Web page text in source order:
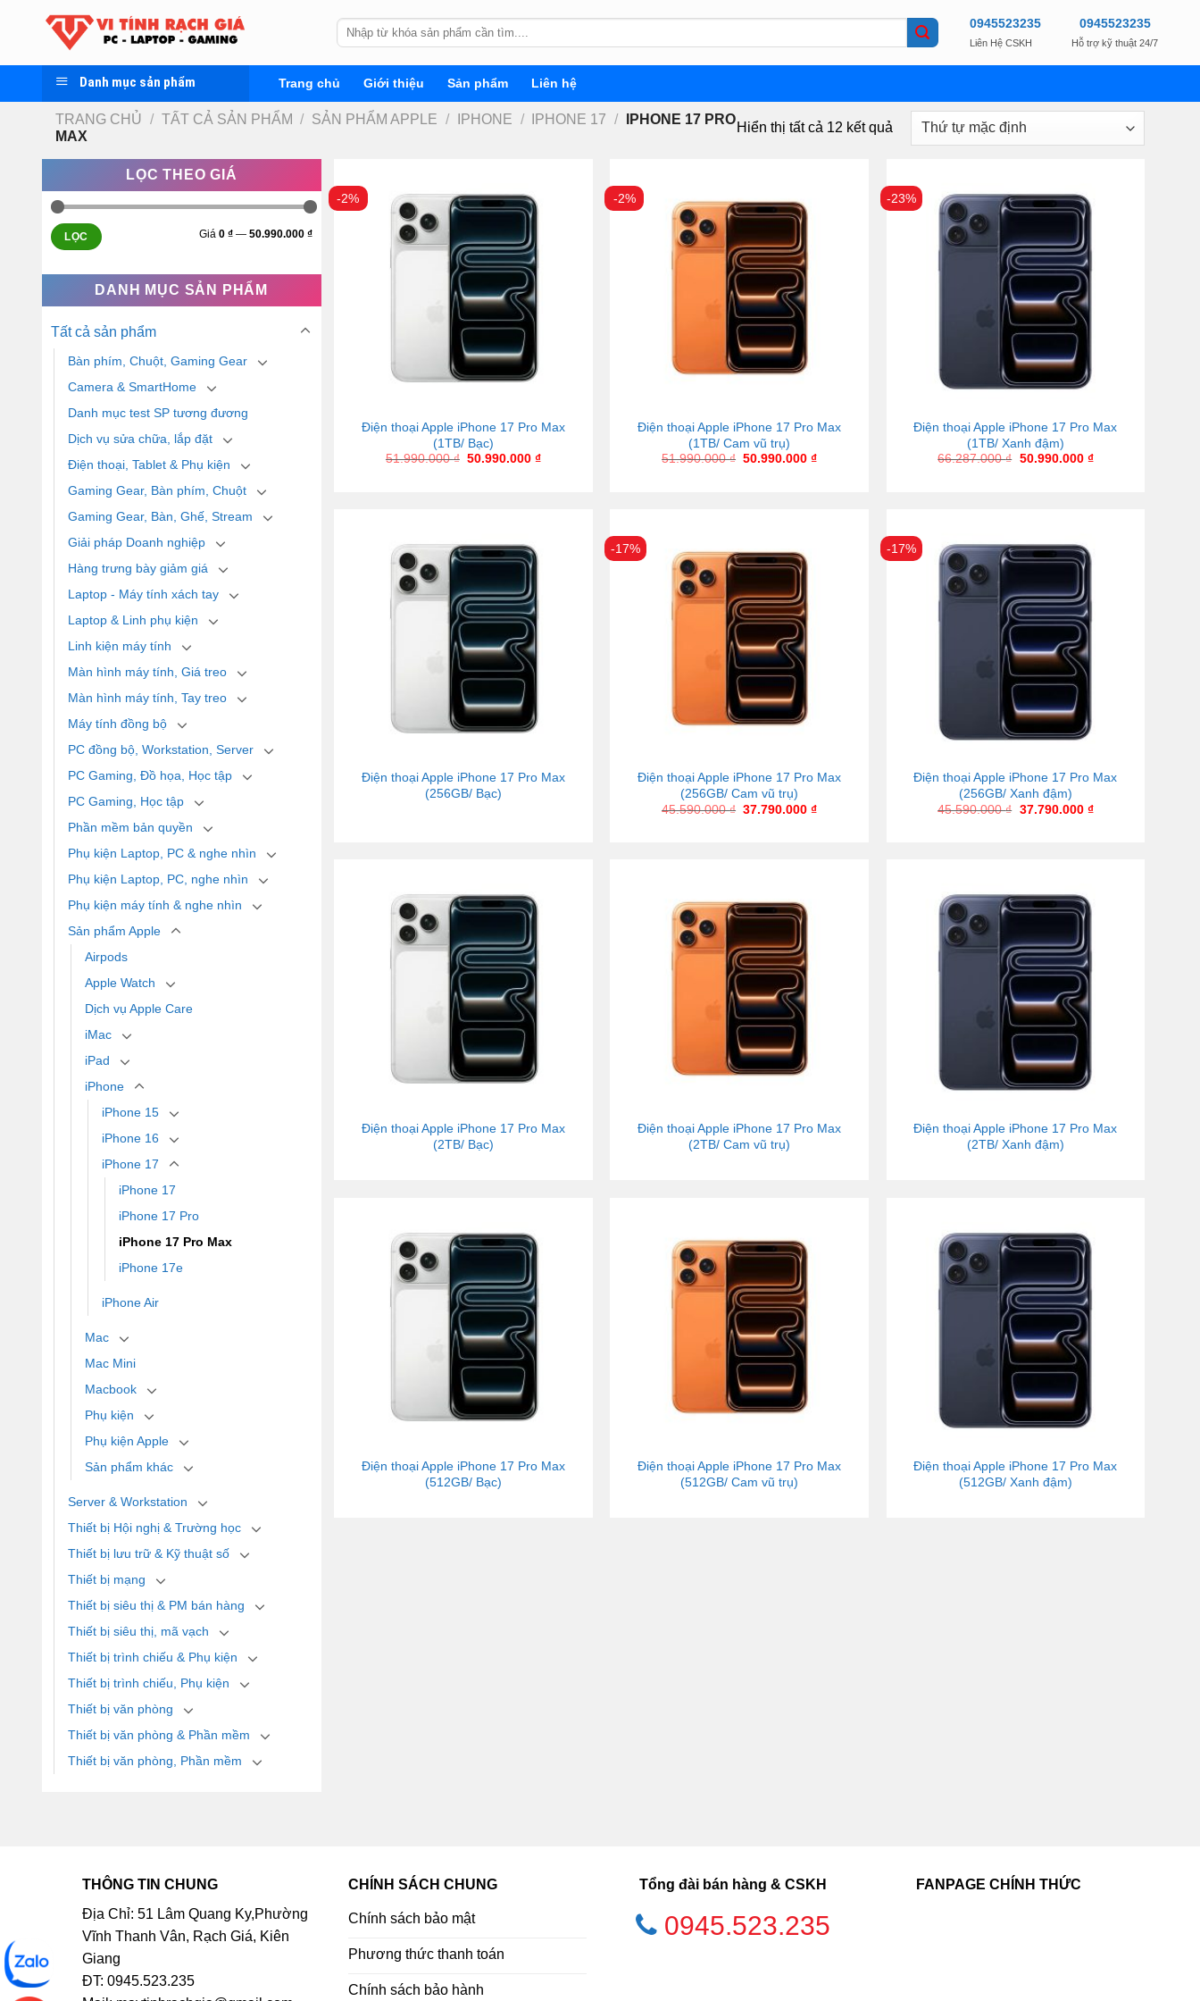
Tìm
kiếm:
0945523235
Liên Hệ CSKH
0945523235
Hỗ trợ kỹ thuật 24/7
Danh mục sản phẩm Trang chủ Giới thiệu Sản phẩm Liên hệ
TRANG CHỦ / TẤT CẢ SẢN PHẨM / SẢN PHẨM APPLE / IPHONE / IPHONE 17 /
IPHONE 17 PRO
MAX
Hiển thị tất cả 12 kết quả
LỌC THEO GIÁ
LỌC Giá 0 ₫— 50.990.000 ₫
DANH MỤC SẢN PHẨM
Tất cả sản phẩm
Bàn phím, Chuột, Gaming Gear
Camera & SmartHome
Danh mục test SP tương đương
Dịch vụ sửa chữa, lắp đặt
Điện thoại, Tablet & Phụ kiện
Gaming Gear, Bàn phím, Chuột
Gaming Gear, Bàn, Ghế, Stream
Giải pháp Doanh nghiệp
Hàng trưng bày giảm giá
Laptop - Máy tính xách tay
Laptop & Linh phụ kiện
Linh kiện máy tính
Màn hình máy tính, Giá treo
Màn hình máy tính, Tay treo
Máy tính đồng bộ
PC đồng bộ, Workstation, Server
PC Gaming, Đồ họa, Học tập
PC Gaming, Học tập
Phần mềm bản quyền
Phụ kiện Laptop, PC & nghe nhìn
Phụ kiện Laptop, PC, nghe nhìn
Phụ kiện máy tính & nghe nhìn
Sản phẩm Apple
Airpods
Apple Watch
Dịch vụ Apple Care
iMac
iPad
iPhone
iPhone 15
iPhone 16
iPhone 17
iPhone 17
iPhone 17 Pro
iPhone 17 Pro Max
iPhone 17e
iPhone Air
Mac
Mac Mini
Macbook
Phụ kiện
Phụ kiện Apple
Sản phẩm khác
Server & Workstation
Thiết bị Hội nghị & Trường học
Thiết bị lưu trữ & Kỹ thuật số
Thiết bị mạng
Thiết bị siêu thị & PM bán hàng
Thiết bị siêu thị, mã vạch
Thiết bị trình chiếu & Phụ kiện
Thiết bị trình chiếu, Phụ kiện
Thiết bị văn phòng
Thiết bị văn phòng & Phần mềm
Thiết bị văn phòng, Phần mềm
-2%
Điện thoại Apple iPhone 17 Pro Max
(1TB/ Bạc)
51.990.000₫ 50.990.000₫
-2%
Điện thoại Apple iPhone 17 Pro Max
(1TB/ Cam vũ trụ)
51.990.000₫ 50.990.000₫
-23%
Điện thoại Apple iPhone 17 Pro Max
(1TB/ Xanh đậm)
66.287.000₫ 50.990.000 ₫
Điện thoại Apple iPhone 17 Pro Max
(256GB/ Bạc)
-17%
Điện thoại Apple iPhone 17 Pro Max
(256GB/ Cam vũ trụ)
45.590.000₫ 37.790.000₫
-17%
Điện thoại Apple iPhone 17 Pro Max
(256GB/ Xanh đậm)
45.590.000₫ 37.790.000 ₫
Điện thoại Apple iPhone 17 Pro Max
(2TB/ Bạc)
Điện thoại Apple iPhone 17 Pro Max
(2TB/ Cam vũ trụ)
Điện thoại Apple iPhone 17 Pro Max
(2TB/ Xanh đậm)
Điện thoại Apple iPhone 17 Pro Max
(512GB/ Bạc)
Điện thoại Apple iPhone 17 Pro Max
(512GB/ Cam vũ trụ)
Điện thoại Apple iPhone 17 Pro Max
(512GB/ Xanh đậm)
THÔNG TIN CHUNG
Địa Chỉ: 51 Lâm Quang Ky,Phường
Vĩnh Thanh Vân, Rạch Giá, Kiên
Giang
ĐT: 0945.523.235
CHÍNH SÁCH CHUNG
Chính sách bảo mật
Phương thức thanh toán
Chính sách bảo hành
Tổng đài bán hàng & CSKH
0945.523.235
FANPAGE CHÍNH THỨC